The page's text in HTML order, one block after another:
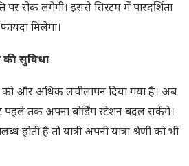
पर रोक लगेगी। इससे सिस्टम में पारदर्शिता
मिलेगा।
की सुविधा
को और अधिक लचीलापन दिया गया है। अब
पहले तक अपना बोर्डिंग स्टेशन बदल सकेंगे।
होती है तो यात्री अपनी यात्रा श्रेणी को भी